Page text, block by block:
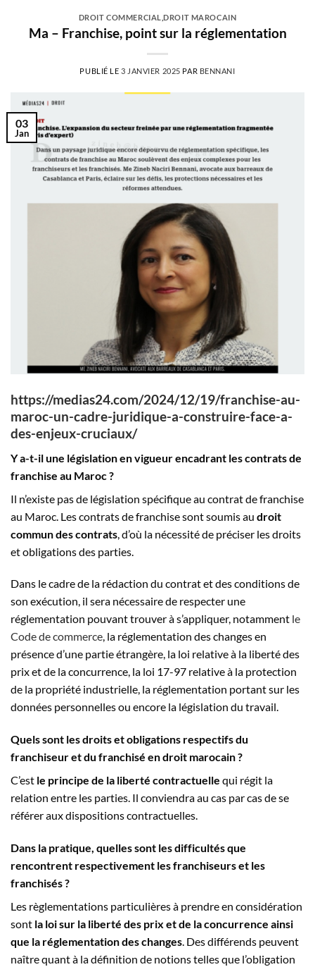
DROIT COMMERCIAL ,DROIT MAROCAIN
Ma – Franchise, point sur la réglementation
PUBLIÉ LE3 JANVIER 2025 PAR BENNANI
03
Jan
https://medias24.com/2024/12/19/franchise-au-
maroc-un-cadre-juridique-a-construire-face-a-
des-enjeux-cruciaux/
Y a-t-il une législation en vigueur encadrant les contrats de
franchise au Maroc ?
Il n’existe pas de législation spécifique au contrat de franchise
au Maroc. Les contrats de franchise sont soumis au droit
commun des contrats , d’où la nécessité de préciser les droits
et obligations des parties.
Dans le cadre de la rédaction du contrat et des conditions de
son exécution, il sera nécessaire de respecter une
réglementation pouvant trouver à s’appliquer, notamment le
Code de commerce, la réglementation des changes en
présence d’une partie étrangère, la loi relative à la liberté des
prix et de la concurrence, la loi 17-97 relative à la protection
de la propriété industrielle, la réglementation portant sur les
données personnelles ou encore la législation du travail.
Quels sont les droits et obligations respectifs du
franchiseur et du franchisé en droit marocain ?
C’est le principe de la liberté contractuelle qui régit la
relation entre les parties. Il conviendra au cas par cas de se
référer aux dispositions contractuelles.
Dans la pratique, quelles sont les difficultés que
rencontrent respectivement les franchiseurs et les
franchisés ?
Les règlementations particulières à prendre en considération
sont la loi sur la liberté des prix et de la concurrence ainsi
que la réglementation des changes. Des différends peuvent
naître quant à la définition de notions telles que l’obligation